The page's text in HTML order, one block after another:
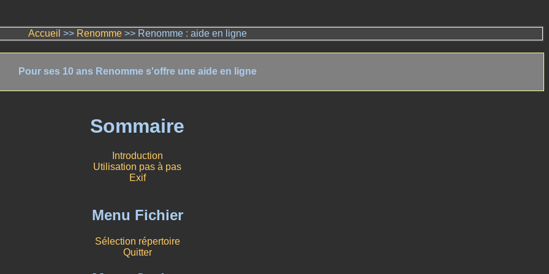
Accueil >> Renomme>> Renomme : aide en ligne
Pour ses 10 ans Renomme s'offre une aide en ligne
Sommaire
Introduction
Utilisation pas à pas
Exif
Menu Fichier
Sélection répertoire
Quitter